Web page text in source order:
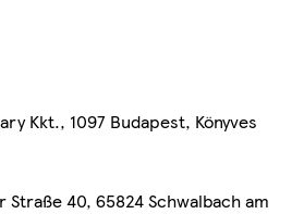
Kkt., 1097 Budapest, Könyves
Straße 40, 65824 Schwalbach am